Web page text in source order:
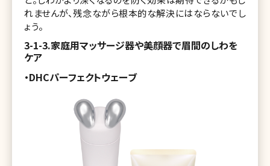
れませんが、残念ながら根本的な解決にはならないでし
ょう。
3-1-3.家庭用マッサージ器や美顔器で眉間のしわを
ケア
・DHCパーフェクトウェーブ